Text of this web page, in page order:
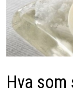
Hva som